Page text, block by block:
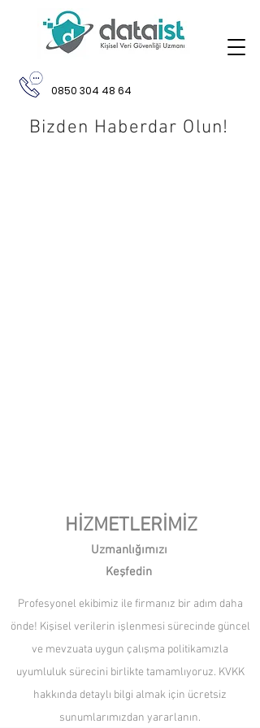
0850 304 48 64
Bizden Haberdar Olun!
HİZMETLERİMİZ
Uzmanlığımızı
Keşfedin
Profesyonel ekibimiz ile firmanız bir adım daha
önde! Kişisel verilerin işlenmesi sürecinde güncel
ve mevzuata uygun çalışma politikamızla
uyumluluk sürecini birlikte tamamlıyoruz. KVKK
hakkında detaylı bilgi almak için ücretsiz
sunumlarımızdan yararlanın.